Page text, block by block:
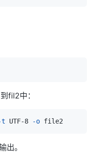
fil2中：
t UTF-8 -o
出。